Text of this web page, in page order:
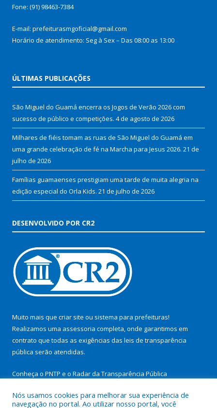
Fone: (91) 98463-7384
E-mail: prefeiturasmgoficial@gmail.com
Horário de atendimento: Seg à Sex – Das 08:00 as 13:00
ÚLTIMAS PUBLICAÇÕES
São Miguel do Guamá encerra os Jogos de Verão 2026 com
sucesso de público e competições. 4 de agosto de 2026
Milhares de fiéis tomam as ruas de São Miguel do Guamá em
uma grande celebração de fé na Marcha para Jesus 2026. 21 de
julho de 2026
Famílias guamaenses prestigiam uma tarde de muita alegria na
edição especial do Orla Kids. 21 de julho de 2026
DESENVOLVIDO POR CR2
Muito mais que criar site ou sistema para prefeituras!
Realizamos uma assessoria completa, onde garantimos em
contrato que todas as exigências das leis de transparência
pública serão atendidas.
Conheça o PNTP e o Radar da Transparência Pública
Nós usamos cookies para melhorar sua experiência de
navegação no portal. Ao utilizar nosso portal, você